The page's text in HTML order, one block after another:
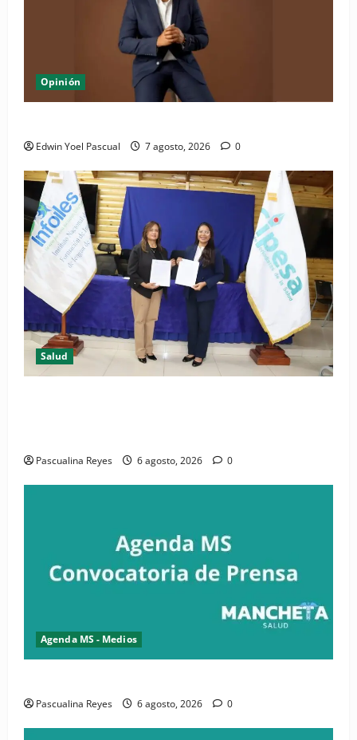
Opinión
Edwin Yoel Pascual 7 agosto, 2026 0
Salud
Pascualina Reyes 6 agosto, 2026 0
Agenda MS - Medios
Pascualina Reyes 6 agosto, 2026 0